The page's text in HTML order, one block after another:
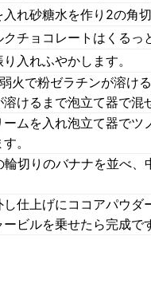
れ砂糖水を作り2の角
チョコレートはくるっ
入れふやかします。
火で粉ゼラチンが溶け
けるまで泡立て器で混
ムを入れ泡立て器で
。
輪切りのバナナを並べ
仕上げにココアパウ
ビルを乗せたら完成で